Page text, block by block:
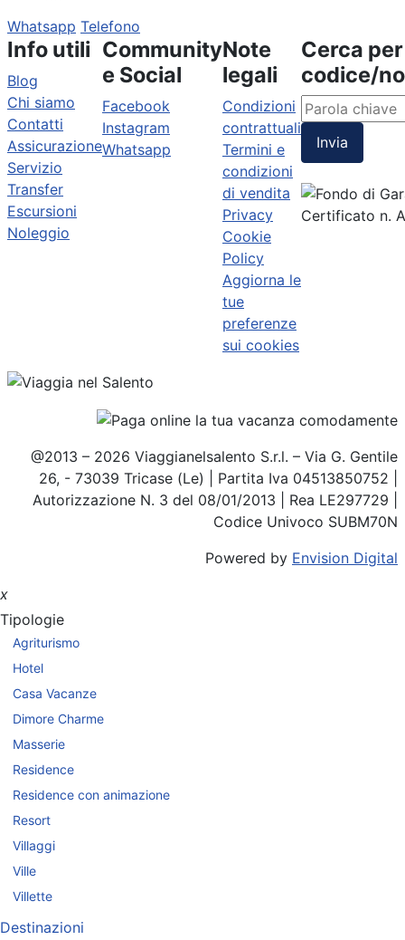
Whatsapp Telefono
Info utili
Blog
Chi siamo
Contatti
Assicurazione
Servizio
Transfer
Escursioni
Noleggio
Community
e Social
Facebook
Instagram
Whatsapp
Note
legali
Condizioni
contrattuali
Termini e
condizioni
di vendita
Privacy
Cookie
Policy
Aggiorna le
tue
preferenze
sui cookies
Cerca per
codice/
Invia
Certificato n.
@2013 – 2026 Viaggianelsalento S.r.l. – Via G. Gentile
26, - 73039 Tricase (Le) | Partita Iva 04513850752 |
Autorizzazione N. 3 del 08/01/2013 | Rea LE297729 |
Codice Univoco SUBM70N
Powered by Envision Digital
x
Tipologie
Agriturismo
Hotel
Casa Vacanze
Dimore Charme
Masserie
Residence
Residence con animazione
Resort
Villaggi
Ville
Villette
Destinazioni